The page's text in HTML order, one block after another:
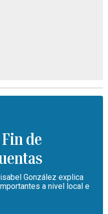
de
González explica
a nivel local e